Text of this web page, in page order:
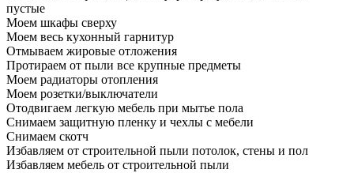
пустые
Моем шкафы сверху
Моем весь кухонный гарнитур
Отмываем жировые отложения
Протираем от пыли все крупные предметы
Моем радиаторы отопления
Моем розетки/выключатели
Отодвигаем легкую мебель при мытье пола
Снимаем защитную пленку и чехлы с мебели
Снимаем скотч
Избавляем от строительной пыли потолок, стены и пол
Избавляем мебель от строительной пыли